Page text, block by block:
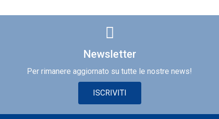
Newsletter
Per rimanere aggiornato su tutte le nostre news!
ISCRIVITI